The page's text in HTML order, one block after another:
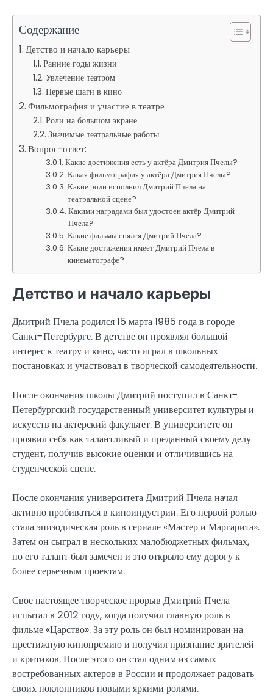
Содержание
Детство и начало карьеры
Ранние годы жизни
Увлечение театром
Первые шаги в кино
Фильмография и участие в театре
Роли на большом экране
Значимые театральные работы
Вопрос-ответ:
Какие достижения есть у актёра Дмитрия Пчелы?
Какая фильмография у актёра Дмитрия Пчелы?
Какие роли исполнил Дмитрий Пчела на
театральной сцене?
Какими наградами был удостоен актёр Дмитрий
Пчела?
Какие фильмы снялся Дмитрий Пчела?
Какие достижения имеет Дмитрий Пчела в
кинематографе?
Детство и начало карьеры
Дмитрий Пчела родился 15 марта 1985 года в городе
Санкт-Петербурге. В детстве он проявлял большой
интерес к театру и кино, часто играл в школьных
постановках и участвовал в творческой самодеятельности.
После окончания школы Дмитрий поступил в Санкт-
Петербургский государственный университет культуры и
искусств на актерский факультет. В университете он
проявил себя как талантливый и преданный своему делу
студент, получив высокие оценки и отличившись на
студенческой сцене.
После окончания университета Дмитрий Пчела начал
активно пробиваться в киноиндустрии. Его первой ролью
стала эпизодическая роль в сериале «Мастер и Маргарита».
Затем он сыграл в нескольких малобюджетных фильмах,
но его талант был замечен и это открыло ему дорогу к
более серьезным проектам.
Свое настоящее творческое прорыв Дмитрий Пчела
испытал в 2012 году, когда получил главную роль в
фильме «Царство». За эту роль он был номинирован на
престижную кинопремию и получил признание зрителей
и критиков. После этого он стал одним из самых
востребованных актеров в России и продолжает радовать
своих поклонников новыми яркими ролями.